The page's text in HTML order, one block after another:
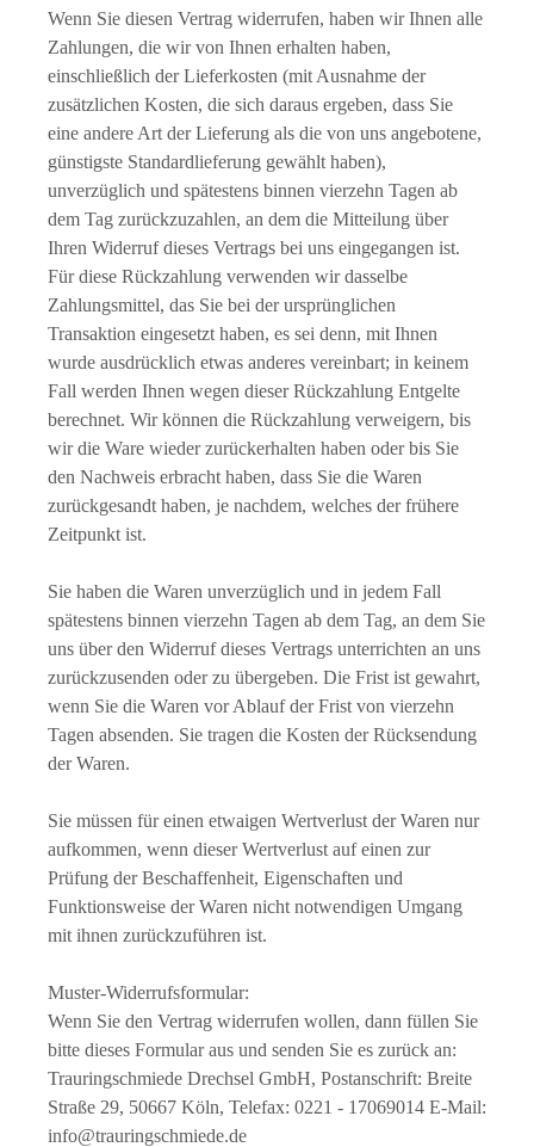
Wenn Sie diesen Vertrag widerrufen, haben wir Ihnen alle
Zahlungen, die wir von Ihnen erhalten haben,
einschließlich der Lieferkosten (mit Ausnahme der
zusätzlichen Kosten, die sich daraus ergeben, dass Sie
eine andere Art der Lieferung als die von uns angebotene,
günstigste Standardlieferung gewählt haben),
unverzüglich und spätestens binnen vierzehn Tagen ab
dem Tag zurückzuzahlen, an dem die Mitteilung über
Ihren Widerruf dieses Vertrags bei uns eingegangen ist.
Für diese Rückzahlung verwenden wir dasselbe
Zahlungsmittel, das Sie bei der ursprünglichen
Transaktion eingesetzt haben, es sei denn, mit Ihnen
wurde ausdrücklich etwas anderes vereinbart; in keinem
Fall werden Ihnen wegen dieser Rückzahlung Entgelte
berechnet. Wir können die Rückzahlung verweigern, bis
wir die Ware wieder zurückerhalten haben oder bis Sie
den Nachweis erbracht haben, dass Sie die Waren
zurückgesandt haben, je nachdem, welches der frühere
Zeitpunkt ist.
Sie haben die Waren unverzüglich und in jedem Fall
spätestens binnen vierzehn Tagen ab dem Tag, an dem Sie
uns über den Widerruf dieses Vertrags unterrichten an uns
zurückzusenden oder zu übergeben. Die Frist ist gewahrt,
wenn Sie die Waren vor Ablauf der Frist von vierzehn
Tagen absenden. Sie tragen die Kosten der Rücksendung
der Waren.
Sie müssen für einen etwaigen Wertverlust der Waren nur
aufkommen, wenn dieser Wertverlust auf einen zur
Prüfung der Beschaffenheit, Eigenschaften und
Funktionsweise der Waren nicht notwendigen Umgang
mit ihnen zurückzuführen ist.
Muster-Widerrufsformular:
Wenn Sie den Vertrag widerrufen wollen, dann füllen Sie
bitte dieses Formular aus und senden Sie es zurück an:
Trauringschmiede Drechsel GmbH, Postanschrift: Breite
Straße 29, 50667 Köln, Telefax: 0221 - 17069014 E-Mail:
info@trauringschmiede.de